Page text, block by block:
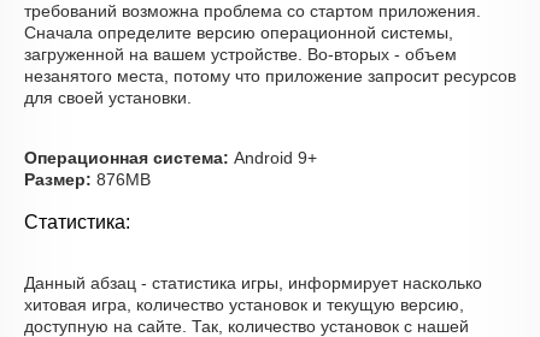
требований возможна проблема со стартом приложения.
Сначала определите версию операционной системы,
загруженной на вашем устройстве. Во-вторых - объем
незанятого места, потому что приложение запросит ресурсов
для своей установки.
Операционная система: Android 9+
Размер: 876MB
Статистика:
Данный абзац - статистика игры, информирует насколько
хитовая игра, количество установок и текущую версию,
доступную на сайте. Так, количество установок с нашей